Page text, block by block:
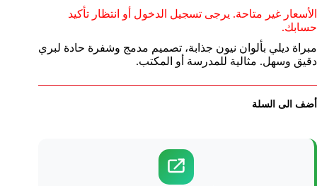
الأسعار غير متاحة. يرجى تسجيل الدخول أو انتظار تأكيد
حسابك.
مبراة ديلي بألوان نيون جذابة، تصميم مدمج وشفرة حادة لبري
دقيق وسهل. مثالية للمدرسة أو المكتب.
أضف الى السلة